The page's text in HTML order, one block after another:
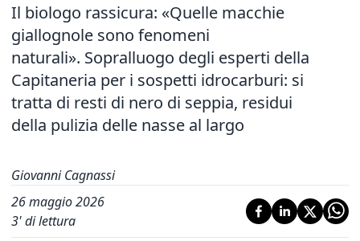
Il biologo rassicura: «Quelle macchie
giallognole sono fenomeni
naturali». Sopralluogo degli esperti della
Capitaneria per i sospetti idrocarburi: si
tratta di resti di nero di seppia, residui
della pulizia delle nasse al largo
Giovanni Cagnassi
26 maggio 2026
3' di lettura